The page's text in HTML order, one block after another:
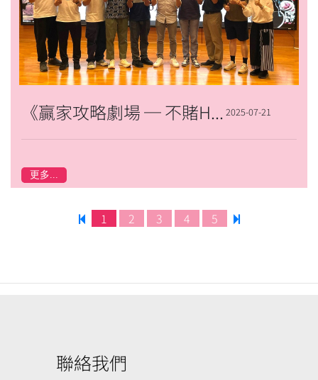
《贏家攻略劇場 ─ 不賭HERO》講座 2025-07-21
更多...
1 2 3 4 5
聯絡我們